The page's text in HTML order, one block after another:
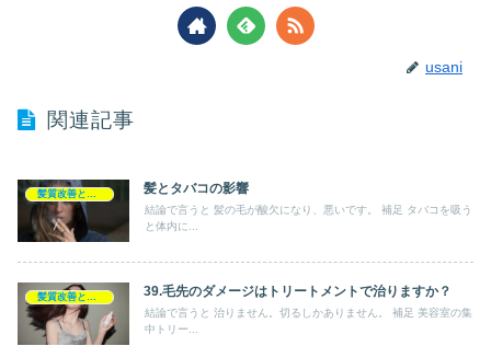
usani
関連記事
髪とタバコの影響
結論で言うと 髪の毛が酸欠になり、悪いです。 補足 タバコを吸う
と体内に...
39.毛先のダメージはトリートメントで治りますか？
結論で言うと 治りません。切るしかありません。 補足 美容室の集
中トリー...